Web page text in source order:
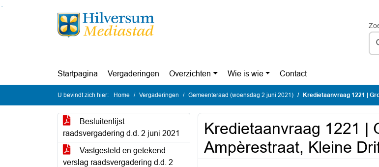
Ga naar de inhoud van deze pagina
Ga naar het zoeken
Ga naar het menu
Startpagina Vergaderingen Overzichten Wie is wie Contact
U bevindt zich hier: Home Vergaderingen Gemeenteraad (woensdag 2 juni 2021) Kredietaanvraag 1221 | Groene
Besluitenlijst
raadsvergadering d.d. 2 juni 2021
Vastgesteld en getekend
verslag raadsvergadering d.d. 2
Kredietaanvraag 1221 |
Ampèrestraat, Kleine